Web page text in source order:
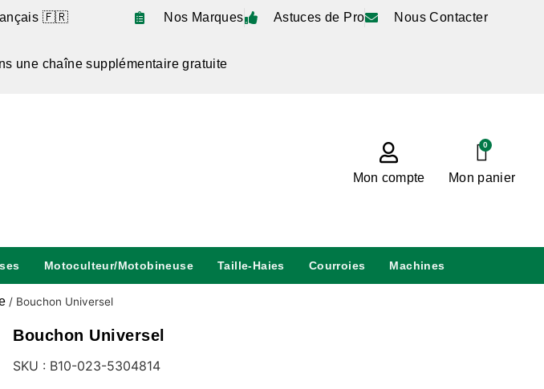
🇫🇷 Nos Marques Astuces de Pro Nous Contacter
une chaîne supplémentaire gratuite
Mon compte
0
Mon panier
Motoculteur/Motobineuse Taille-Haies Courroies Machines
/ Bouchon Universel
Bouchon Universel
SKU : B10-023-5304814